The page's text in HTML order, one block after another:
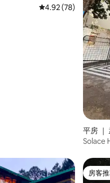
平均评分 4.92 分（
4.92 (78)
平房 ｜
Solace
房客
房客